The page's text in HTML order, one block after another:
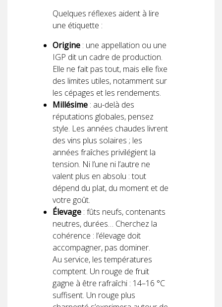
Quelques réflexes aident à lire
une étiquette :
Origine : une appellation ou une
IGP dit un cadre de production.
Elle ne fait pas tout, mais elle fixe
des limites utiles, notamment sur
les cépages et les rendements.
Millésime : au-delà des
réputations globales, pensez
style. Les années chaudes livrent
des vins plus solaires ; les
années fraîches privilégient la
tension. Ni l’une ni l’autre ne
valent plus en absolu : tout
dépend du plat, du moment et de
votre goût.
Élevage : fûts neufs, contenants
neutres, durées… Cherchez la
cohérence : l’élevage doit
accompagner, pas dominer.
Au service, les températures
comptent. Un rouge de fruit
gagne à être rafraîchi : 14–16 °C
suffisent. Un rouge plus